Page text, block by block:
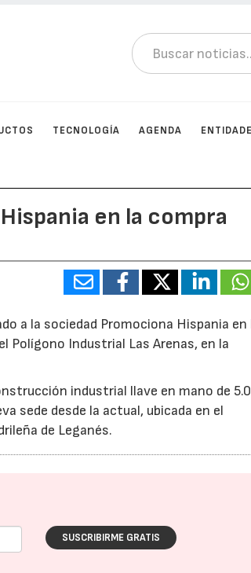
TECNOLOGÍA AGENDA
en la compra
a la sociedad Promociona Hispania en
Polígono Industrial Las Arenas, en la
industrial llave en mano de
sede desde la actual, ubicada en el
de Leganés.
SUSCRIBIRME GRATIS